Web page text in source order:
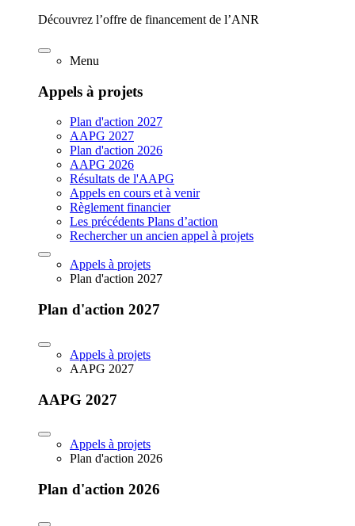
Découvrez l’offre de financement de l’ANR
Menu
Appels à projets
Plan d'action 2027
AAPG 2027
Plan d'action 2026
AAPG 2026
Résultats de l'AAPG
Appels en cours et à venir
Règlement financier
Les précédents Plans d’action
Rechercher un ancien appel à projets
Appels à projets
Plan d'action 2027
Plan d'action 2027
Appels à projets
AAPG 2027
AAPG 2027
Appels à projets
Plan d'action 2026
Plan d'action 2026